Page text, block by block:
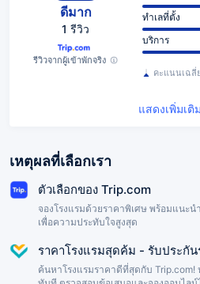
ดีมาก
1 รีวิว
รีวิวจากผู้เข้าพักจริง
ทำเลที่ตั้ง
บริการ
คะแนนเฉลี่
แสดงเพิ่มเติม
เหตุผลที่เลือกเรา
ตัวเลือกของ Trip.com
จองโรงแรมด้วยราคาพิเศษ พร้อมแนะ
เพื่อความประทับใจสูงสุด
ราคาโรงแรมสุดค้ม - รับประกั
ค้นหาโรงแรมราคาดีที่สุดกับ